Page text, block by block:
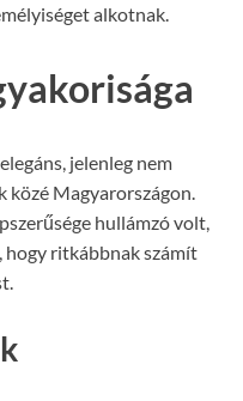
alkotnak.
jelenleg nem
Magyarországon.
hullámzó volt,
hogy ritkábbnak számít